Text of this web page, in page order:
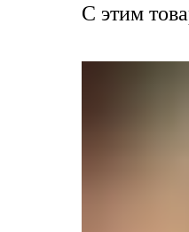
С этим